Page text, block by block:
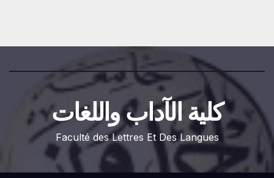
كلية الآداب واللغات
Faculté des Lettres Et Des Langues